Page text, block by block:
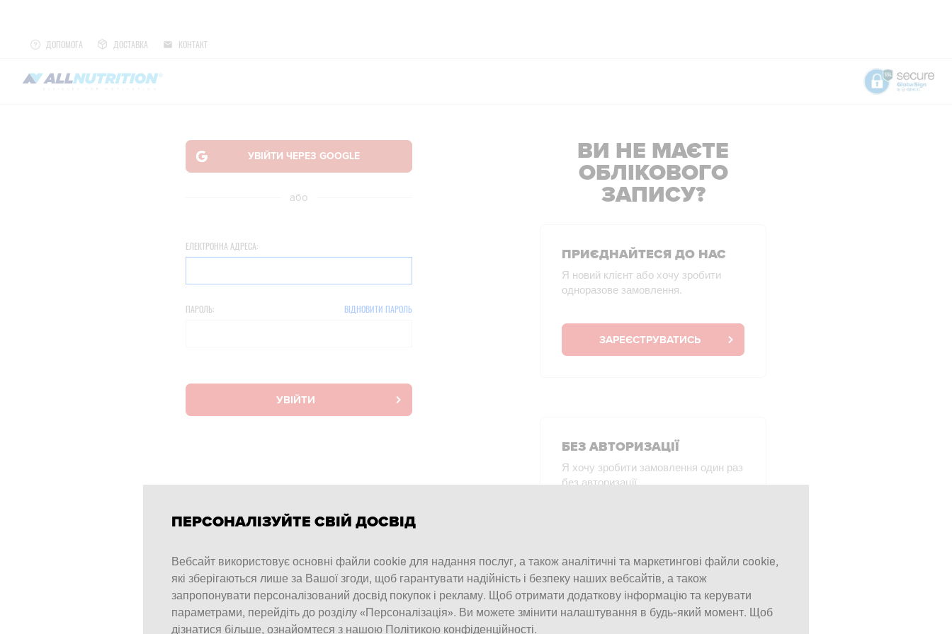
ДОПОМОГА ДОСТАВКА КОНТАКТ
або
ЕЛЕКТРОННА АДРЕСА:
ПАРОЛЬ: ВІДНОВИТИ ПАРОЛЬ
УВІЙТИ
ВИ НЕ МАЄТЕ
ОБЛІКОВОГО
ЗАПИСУ?
ПРИЄДНАЙТЕСЯ ДО НАС
Я новий клієнт або хочу зробити
одноразове замовлення.
ЗАРЕЄСТРУВАТИСЬ
БЕЗ АВТОРИЗАЦІЇ
Я хочу зробити замовлення один раз
без авторизації.
ПЕРСОНАЛІЗУЙТЕ СВІЙ ДОСВІД
Вебсайт використовує основні файли cookie для надання послуг, а також аналітичні та маркетингові файли cookie,
які зберігаються лише за Вашої згоди, щоб гарантувати надійність і безпеку наших вебсайтів, а також
запропонувати персоналізований досвід покупок і рекламу. Щоб отримати додаткову інформацію та керувати
параметрами, перейдіть до розділу «Персоналізація». Ви можете змінити налаштування в будь-який момент. Щоб
дізнатися більше, ознайомтеся з нашою Політикою конфіденційності.